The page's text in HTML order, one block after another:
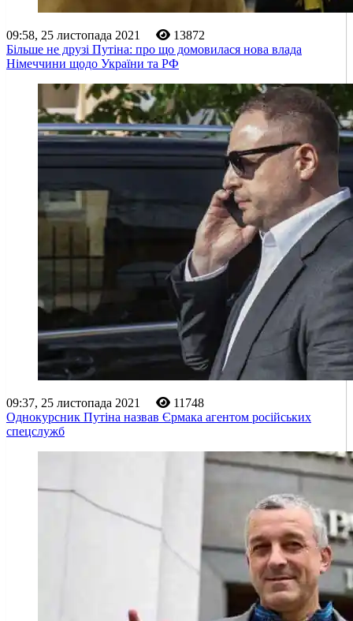
09:58, 25 листопада 2021
13872
Більше не друзі Путіна: про що домовилася нова влада
Німеччини щодо України та РФ
09:37, 25 листопада 2021
11748
Однокурсник Путіна назвав Єрмака агентом російських
спецслужб